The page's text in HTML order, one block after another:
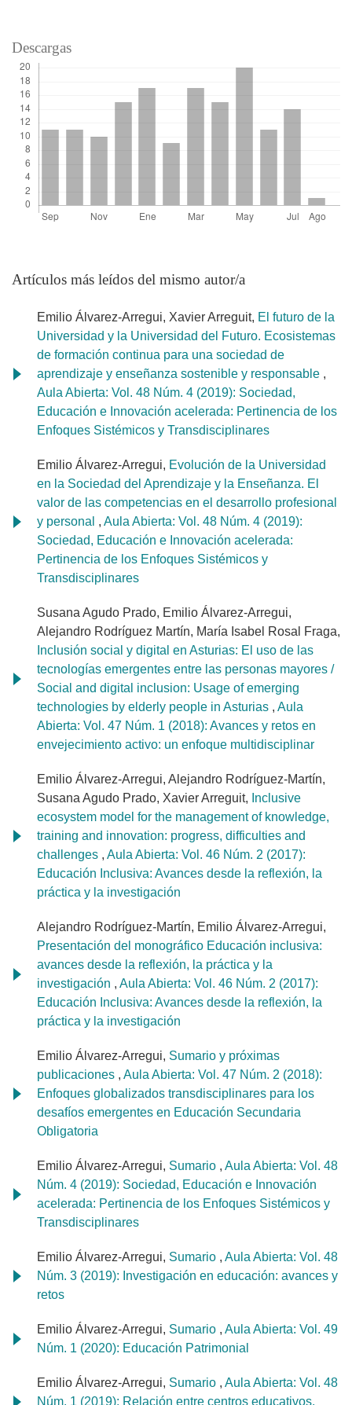
Descargas
Artículos más leídos del mismo autor/a
Emilio Álvarez-Arregui, Xavier Arreguit, El futuro de la
Universidad y la Universidad del Futuro. Ecosistemas
de formación continua para una sociedad de
aprendizaje y enseñanza sostenible y responsable ,
Aula Abierta: Vol. 48 Núm. 4 (2019): Sociedad,
Educación e Innovación acelerada: Pertinencia de los
Enfoques Sistémicos y Transdisciplinares
Emilio Álvarez-Arregui, Evolución de la Universidad
en la Sociedad del Aprendizaje y la Enseñanza. El
valor de las competencias en el desarrollo profesional
y personal , Aula Abierta: Vol. 48 Núm. 4 (2019):
Sociedad, Educación e Innovación acelerada:
Pertinencia de los Enfoques Sistémicos y
Transdisciplinares
Susana Agudo Prado, Emilio Álvarez-Arregui,
Alejandro Rodríguez Martín, María Isabel Rosal Fraga,
Inclusión social y digital en Asturias: El uso de las
tecnologías emergentes entre las personas mayores /
Social and digital inclusion: Usage of emerging
technologies by elderly people in Asturias , Aula
Abierta: Vol. 47 Núm. 1 (2018): Avances y retos en
envejecimiento activo: un enfoque multidisciplinar
Emilio Álvarez-Arregui, Alejandro Rodríguez-Martín,
Susana Agudo Prado, Xavier Arreguit, Inclusive
ecosystem model for the management of knowledge,
training and innovation: progress, difficulties and
challenges , Aula Abierta: Vol. 46 Núm. 2 (2017):
Educación Inclusiva: Avances desde la reflexión, la
práctica y la investigación
Alejandro Rodríguez-Martín, Emilio Álvarez-Arregui,
Presentación del monográfico Educación inclusiva:
avances desde la reflexión, la práctica y la
investigación , Aula Abierta: Vol. 46 Núm. 2 (2017):
Educación Inclusiva: Avances desde la reflexión, la
práctica y la investigación
Emilio Álvarez-Arregui, Sumario y próximas
publicaciones , Aula Abierta: Vol. 47 Núm. 2 (2018):
Enfoques globalizados transdisciplinares para los
desafíos emergentes en Educación Secundaria
Obligatoria
Emilio Álvarez-Arregui, Sumario , Aula Abierta: Vol. 48
Núm. 4 (2019): Sociedad, Educación e Innovación
acelerada: Pertinencia de los Enfoques Sistémicos y
Transdisciplinares
Emilio Álvarez-Arregui, Sumario , Aula Abierta: Vol. 48
Núm. 3 (2019): Investigación en educación: avances y
retos
Emilio Álvarez-Arregui, Sumario , Aula Abierta: Vol. 49
Núm. 1 (2020): Educación Patrimonial
Emilio Álvarez-Arregui, Sumario , Aula Abierta: Vol. 48
Núm. 1 (2019): Relación entre centros educativos,